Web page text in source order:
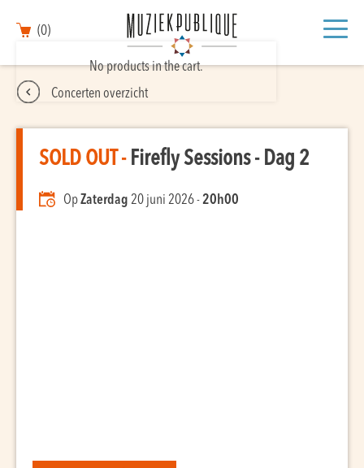
(0)
No products in the cart.
Concerten overzicht
SOLD OUT - Firefly Sessions - Dag 2
OpZaterdag 20 juni 2026 -20h00